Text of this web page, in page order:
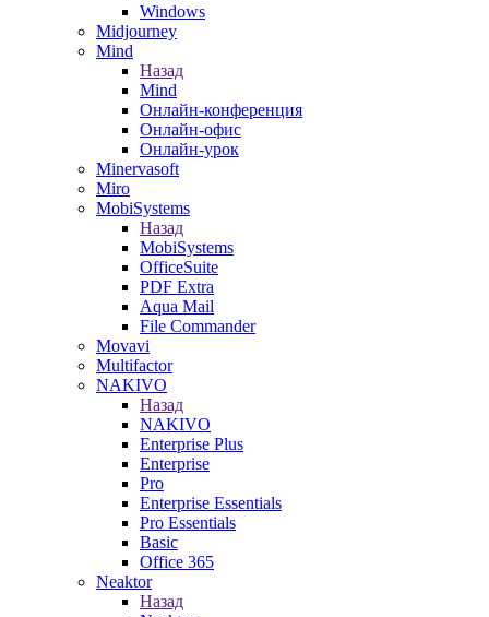
Windows
Midjourney
Mind
Назад
Mind
Онлайн-конференция
Онлайн-офис
Онлайн-урок
Minervasoft
Miro
MobiSystems
Назад
MobiSystems
OfficeSuite
PDF Extra
Aqua Mail
File Commander
Movavi
Multifactor
NAKIVO
Назад
NAKIVO
Enterprise Plus
Enterprise
Pro
Enterprise Essentials
Pro Essentials
Basic
Office 365
Neaktor
Назад